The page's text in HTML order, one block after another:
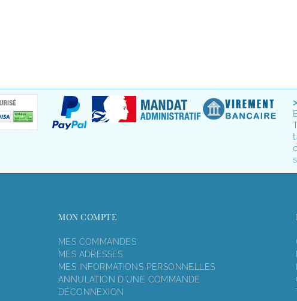
MON COMPTE
MES COMMANDES
MES ADRESSES
MES INFORMATIONS PERSONNELLES
ANNULATION D'UNE COMMANDE
DÉCONNEXION